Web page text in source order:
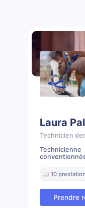
Laura
Technicien
📖 10
Prendre